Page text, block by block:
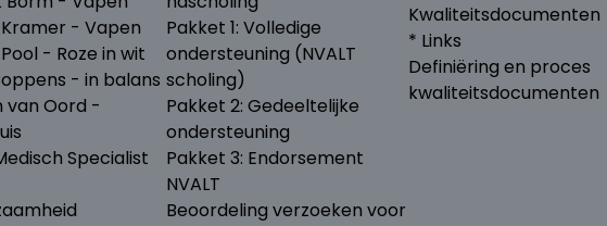
- Vapen
- Roze in wit
- in balans
van Oord -
Specialist
Pakket 1: Volledige
ondersteuning (NVALT
scholing)
Pakket 2: Gedeeltelijke
ondersteuning
Pakket 3: Endorsement
NVALT
Beoordeling verzoeken voor
Kwaliteitsdocumenten
* Links
Definiëring en proces
kwaliteitsdocumenten